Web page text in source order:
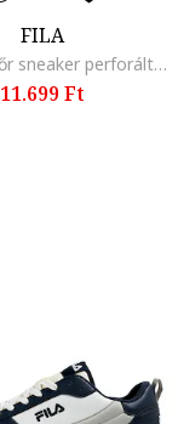
FILA
Rega műbőr sneaker perforált részletekkel, Fekete/Koptatott fekete/Fehér
11.699 Ft